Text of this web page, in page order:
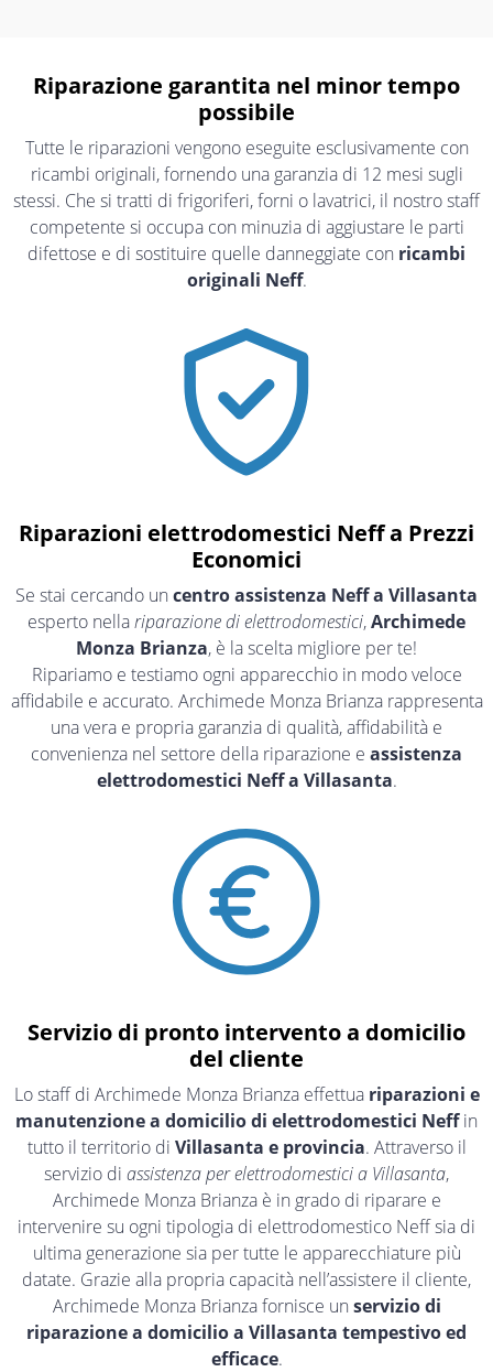
Riparazione garantita nel minor tempo
possibile
Tutte le riparazioni vengono eseguite esclusivamente con
ricambi originali, fornendo una garanzia di 12 mesi sugli
stessi. Che si tratti di frigoriferi, forni o lavatrici, il nostro staff
competente si occupa con minuzia di aggiustare le parti
difettose e di sostituire quelle danneggiate con ricambi
originali Neff.
Riparazioni elettrodomestici Neff a Prezzi
Economici
Se stai cercando un centro assistenza Neff a Villasanta
esperto nellariparazione di elettrodomestici,Archimede
Monza Brianza, è la scelta migliore per te!
Ripariamo e testiamo ogni apparecchio in modo veloce
affidabile e accurato. Archimede Monza Brianza rappresenta
una vera e propria garanzia di qualità, affidabilità e
convenienza nel settore della riparazione e assistenza
elettrodomestici Neff a Villasanta.
Servizio di pronto intervento a domicilio
del cliente
Lo staff di Archimede Monza Brianza effettua riparazioni e
manutenzione a domicilio di elettrodomestici Neffin
tutto il territorio di Villasanta e provincia. Attraverso il
servizio di assistenza per elettrodomestici a Villasanta,
Archimede Monza Brianza è in grado di riparare e
intervenire su ogni tipologia di elettrodomestico Neff sia di
ultima generazione sia per tutte le apparecchiature più
datate. Grazie alla propria capacità nell’assistere il cliente,
Archimede Monza Brianza fornisce un servizio di
riparazione a domicilio a Villasanta tempestivo ed
efficace.